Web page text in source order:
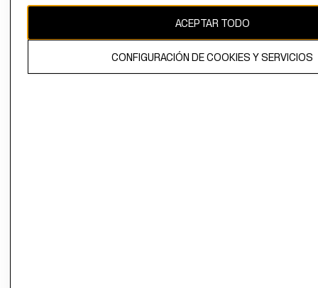
CAMBIAR REGIÓN
El contenido de esta página web está protegido por copyright y es
ACEPTAR TODO
CONFIGURACIÓN DE COOKIES Y SERVICIOS